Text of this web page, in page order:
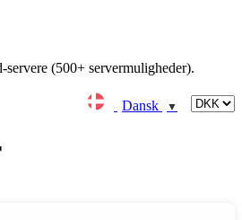
(500+ servermuligheder).
Dansk
▼